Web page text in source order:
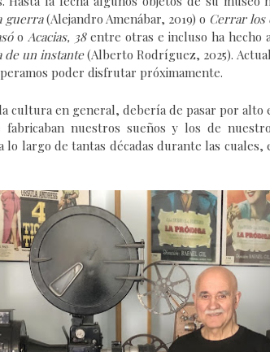
guerra(Alejandro Amenábar, 2019) o Cerrar los
o Acacias, 38entre otras e incluso ha hecho
de un instante(Alberto Rodríguez, 2025).
poder disfrutar próximamente.
cultura en general, debería de pasar por alto
fabricaban nuestros sueños y los de
lo largo de tantas décadas durante las